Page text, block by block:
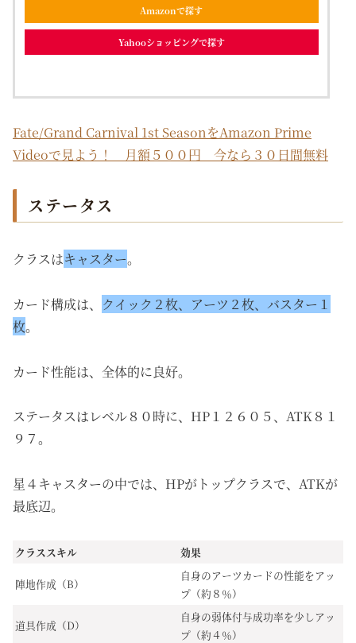
Amazonで探す
Yahooショッピングで探す
Fate/Grand Carnival 1st SeasonをAmazon Prime
Videoで見よう！ 月額５００円 今なら３０日間無料
ステータス
クラスはキャスター。
カード構成は、 クイック２枚、アーツ２枚、バスター１
枚。
カード性能は、全体的に良好。
ステータスはレベル８０時に、HP１２６０５、ATK８１
９７。
星４キャスターの中では、HPがトップクラスで、ATKが
最底辺。
クラススキル 効果
陣地作成（B）
自身のアーツカードの性能をアッ
プ（約８％）
道具作成（D）
自身の弱体付与成功率を少しアッ
プ（約４％）